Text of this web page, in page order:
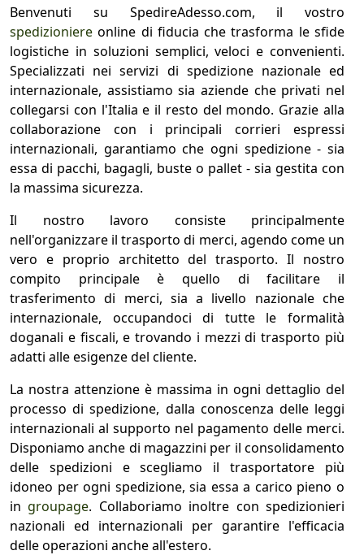
Benvenuti su SpedireAdesso.com, il vostro
spedizioniere online di fiducia che trasforma le sfide
logistiche in soluzioni semplici, veloci e convenienti.
Specializzati nei servizi di spedizione nazionale ed
internazionale, assistiamo sia aziende che privati nel
collegarsi con l'Italia e il resto del mondo. Grazie alla
collaborazione con i principali corrieri espressi
internazionali, garantiamo che ogni spedizione - sia
essa di pacchi, bagagli, buste o pallet - sia gestita con
la massima sicurezza.
Il nostro lavoro consiste principalmente
nell'organizzare il trasporto di merci, agendo come un
vero e proprio architetto del trasporto. Il nostro
compito principale è quello di facilitare il
trasferimento di merci, sia a livello nazionale che
internazionale, occupandoci di tutte le formalità
doganali e fiscali, e trovando i mezzi di trasporto più
adatti alle esigenze del cliente.
La nostra attenzione è massima in ogni dettaglio del
processo di spedizione, dalla conoscenza delle leggi
internazionali al supporto nel pagamento delle merci.
Disponiamo anche di magazzini per il consolidamento
delle spedizioni e scegliamo il trasportatore più
idoneo per ogni spedizione, sia essa a carico pieno o
ingroupage. Collaboriamo inoltre con spedizionieri
nazionali ed internazionali per garantire l'efficacia
delle operazioni anche all'estero.